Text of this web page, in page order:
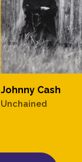
Johnny Cash
Unchained